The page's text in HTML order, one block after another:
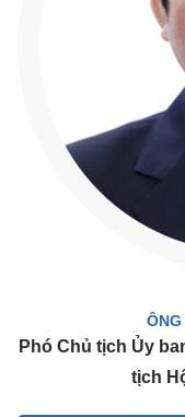
Phó Chủ tịch Ủy
tịch